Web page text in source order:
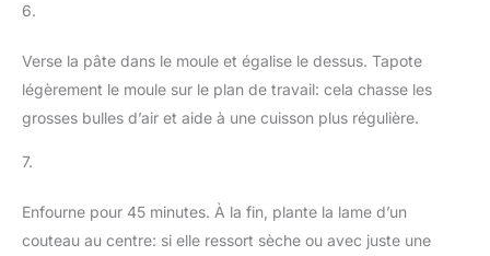
6.
Verse la pâte dans le moule et égalise le dessus. Tapote
légèrement le moule sur le plan de travail: cela chasse les
grosses bulles d’air et aide à une cuisson plus régulière.
7.
Enfourne pour 45 minutes. À la fin, plante la lame d’un
couteau au centre: si elle ressort sèche ou avec juste une